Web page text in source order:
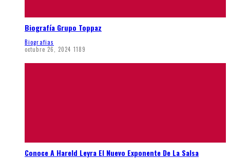
Biografía Grupo Toppaz
Biografias
octubre 26, 2024 1189
Conoce A Hareld Leyra El Nuevo Exponente De La Salsa